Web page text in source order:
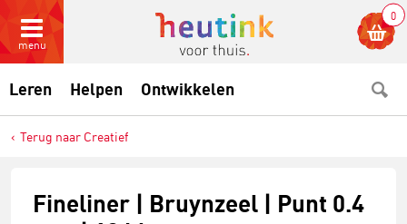
menu
0
Leren Helpen Ontwikkelen
Terug naar Creatief
Fineliner | Bruynzeel | Punt 0.4